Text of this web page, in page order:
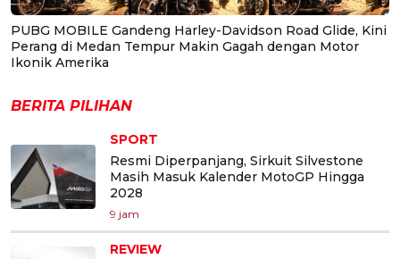
PUBG MOBILE Gandeng Harley-Davidson Road Glide, Kini
Perang di Medan Tempur Makin Gagah dengan Motor
Ikonik Amerika
BERITA PILIHAN
SPORT
Resmi Diperpanjang, Sirkuit Silvestone
Masih Masuk Kalender MotoGP Hingga
2028
9 jam
REVIEW